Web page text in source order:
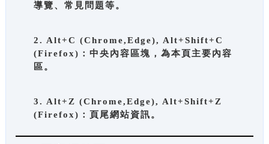
導覽、常見問題等。
2. Alt+C (Chrome,Edge), Alt+Shift+C
(Firefox)：中央內容區塊，為本頁主要內容
區。
3. Alt+Z (Chrome,Edge), Alt+Shift+Z
(Firefox)：頁尾網站資訊。